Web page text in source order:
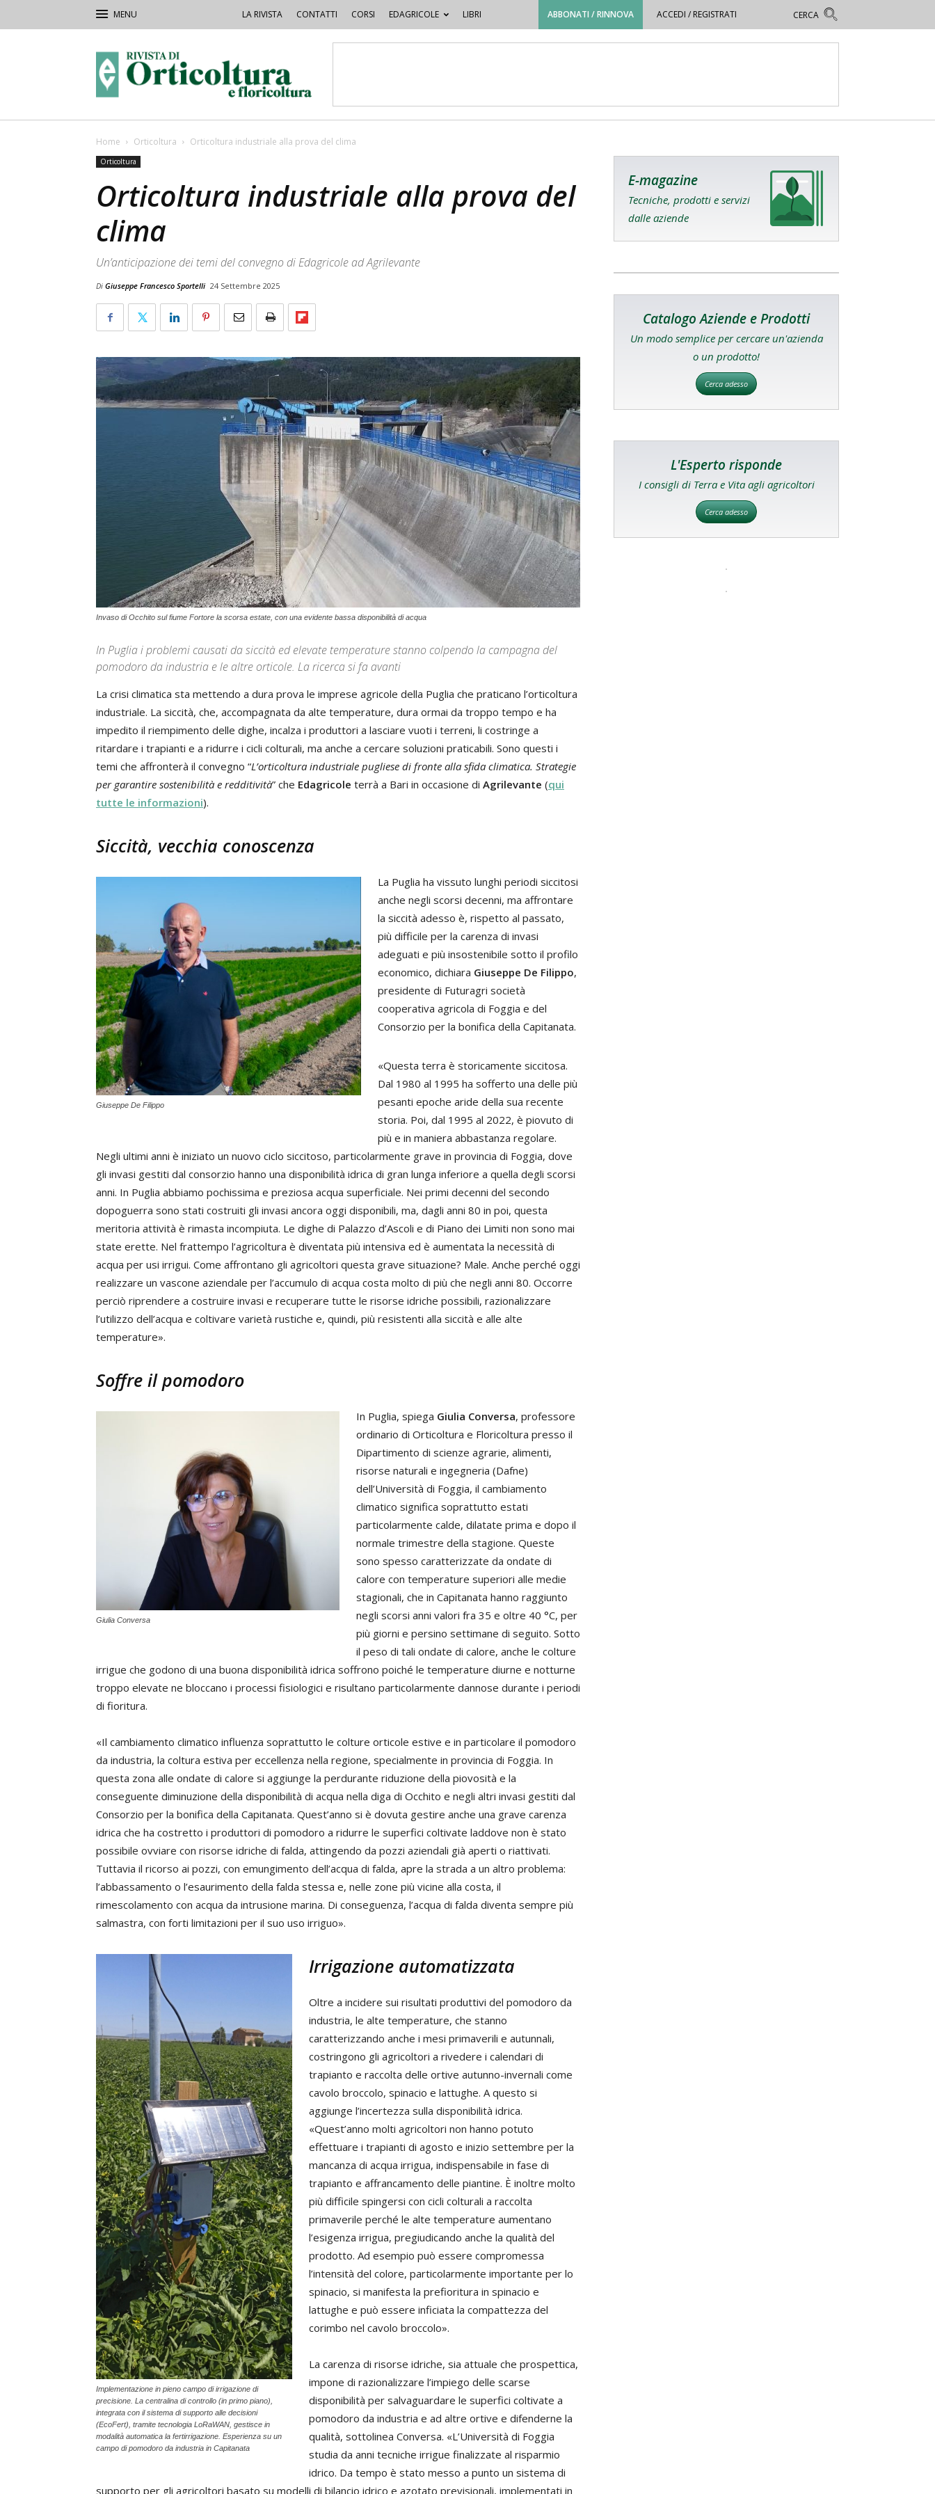
LA RIVISTA CONTATTI CORSI EDAGRICOLE LIBRI ABBONATI / RINNOVA ACCEDI / REGISTRATI
Orticoltura
Home Orticoltura Orticoltura industriale alla prova del clima
Orticoltura
Orticoltura industriale alla prova del
clima
Un’anticipazione dei temi del convegno di Edagricole ad Agrilevante
Di Giuseppe Francesco Sportelli 24 Settembre 2025
Invaso di Occhito sul fiume Fortore la scorsa estate, con una evidente bassa disponibilità di acqua
In Puglia i problemi causati da siccità ed elevate temperature stanno colpendo la campagna del
pomodoro da industria e le altre orticole. La ricerca si fa avanti
La crisi climatica sta mettendo a dura prova le imprese agricole della Puglia che praticano l’orticoltura
industriale. La siccità, che, accompagnata da alte temperature, dura ormai da troppo tempo e ha
impedito il riempimento delle dighe, incalza i produttori a lasciare vuoti i terreni, li costringe a
ritardare i trapianti e a ridurre i cicli colturali, ma anche a cercare soluzioni praticabili. Sono questi i
temi che affronterà il convegno “L’orticoltura industriale pugliese di fronte alla sfida climatica. Strategie
per garantire sostenibilità e redditività” che Edagricole terrà a Bari in occasione di Agrilevante (qui
tutte le informazioni).
Siccità, vecchia conoscenza
Giuseppe De Filippo
La Puglia ha vissuto lunghi periodi siccitosi
anche negli scorsi decenni, ma affrontare
la siccità adesso è, rispetto al passato,
più difficile per la carenza di invasi
adeguati e più insostenibile sotto il profilo
economico, dichiara Giuseppe De Filippo,
presidente di Futuragri società
cooperativa agricola di Foggia e del
Consorzio per la bonifica della Capitanata.
«Questa terra è storicamente siccitosa.
Dal 1980 al 1995 ha sofferto una delle più
pesanti epoche aride della sua recente
storia. Poi, dal 1995 al 2022, è piovuto di
più e in maniera abbastanza regolare.
Negli ultimi anni è iniziato un nuovo ciclo siccitoso, particolarmente grave in provincia di Foggia, dove
gli invasi gestiti dal consorzio hanno una disponibilità idrica di gran lunga inferiore a quella degli scorsi
anni. In Puglia abbiamo pochissima e preziosa acqua superficiale. Nei primi decenni del secondo
dopoguerra sono stati costruiti gli invasi ancora oggi disponibili, ma, dagli anni 80 in poi, questa
meritoria attività è rimasta incompiuta. Le dighe di Palazzo d’Ascoli e di Piano dei Limiti non sono mai
state erette. Nel frattempo l’agricoltura è diventata più intensiva ed è aumentata la necessità di
acqua per usi irrigui. Come affrontano gli agricoltori questa grave situazione? Male. Anche perché oggi
realizzare un vascone aziendale per l’accumulo di acqua costa molto di più che negli anni 80. Occorre
perciò riprendere a costruire invasi e recuperare tutte le risorse idriche possibili, razionalizzare
l’utilizzo dell’acqua e coltivare varietà rustiche e, quindi, più resistenti alla siccità e alle alte
temperature».
Soffre il pomodoro
Giulia Conversa
In Puglia, spiega Giulia Conversa, professore
ordinario di Orticoltura e Floricoltura presso il
Dipartimento di scienze agrarie, alimenti,
risorse naturali e ingegneria (Dafne)
dell’Università di Foggia, il cambiamento
climatico significa soprattutto estati
particolarmente calde, dilatate prima e dopo il
normale trimestre della stagione. Queste
sono spesso caratterizzate da ondate di
calore con temperature superiori alle medie
stagionali, che in Capitanata hanno raggiunto
negli scorsi anni valori fra 35 e oltre 40 °C, per
più giorni e persino settimane di seguito. Sotto
il peso di tali ondate di calore, anche le colture
irrigue che godono di una buona disponibilità idrica soffrono poiché le temperature diurne e notturne
troppo elevate ne bloccano i processi fisiologici e risultano particolarmente dannose durante i periodi
di fioritura.
«Il cambiamento climatico influenza soprattutto le colture orticole estive e in particolare il pomodoro
da industria, la coltura estiva per eccellenza nella regione, specialmente in provincia di Foggia. In
questa zona alle ondate di calore si aggiunge la perdurante riduzione della piovosità e la
conseguente diminuzione della disponibilità di acqua nella diga di Occhito e negli altri invasi gestiti dal
Consorzio per la bonifica della Capitanata. Quest’anno si è dovuta gestire anche una grave carenza
idrica che ha costretto i produttori di pomodoro a ridurre le superfici coltivate laddove non è stato
possibile ovviare con risorse idriche di falda, attingendo da pozzi aziendali già aperti o riattivati.
Tuttavia il ricorso ai pozzi, con emungimento dell’acqua di falda, apre la strada a un altro problema:
l’abbassamento o l’esaurimento della falda stessa e, nelle zone più vicine alla costa, il
rimescolamento con acqua da intrusione marina. Di conseguenza, l’acqua di falda diventa sempre più
salmastra, con forti limitazioni per il suo uso irriguo».
Implementazione in pieno campo di irrigazione di
precisione. La centralina di controllo (in primo piano),
integrata con il sistema di supporto alle decisioni
(EcoFert), tramite tecnologia LoRaWAN, gestisce in
modalità automatica la fertirrigazione. Esperienza su un
campo di pomodoro da industria in Capitanata
Irrigazione automatizzata
Oltre a incidere sui risultati produttivi del pomodoro da
industria, le alte temperature, che stanno
caratterizzando anche i mesi primaverili e autunnali,
costringono gli agricoltori a rivedere i calendari di
trapianto e raccolta delle ortive autunno-invernali come
cavolo broccolo, spinacio e lattughe. A questo si
aggiunge l’incertezza sulla disponibilità idrica.
«Quest’anno molti agricoltori non hanno potuto
effettuare i trapianti di agosto e inizio settembre per la
mancanza di acqua irrigua, indispensabile in fase di
trapianto e affrancamento delle piantine. È inoltre molto
più difficile spingersi con cicli colturali a raccolta
primaverile perché le alte temperature aumentano
l’esigenza irrigua, pregiudicando anche la qualità del
prodotto. Ad esempio può essere compromessa
l’intensità del colore, particolarmente importante per lo
spinacio, si manifesta la prefioritura in spinacio e
lattughe e può essere inficiata la compattezza del
corimbo nel cavolo broccolo».
La carenza di risorse idriche, sia attuale che prospettica,
impone di razionalizzare l’impiego delle scarse
disponibilità per salvaguardare le superfici coltivate a
pomodoro da industria e ad altre ortive e difenderne la
qualità, sottolinea Conversa. «L’Università di Foggia
studia da anni tecniche irrigue finalizzate al risparmio
idrico. Da tempo è stato messo a punto un sistema di
supporto per gli agricoltori basato su modelli di bilancio idrico e azotato previsionali, implementati in
E-magazine
Tecniche, prodotti e servizi
dalle aziende
Catalogo Aziende e Prodotti
Un modo semplice per cercare un'azienda
o un prodotto!
Cerca adesso
L'Esperto risponde
I consigli di Terra e Vita agli agricoltori
Cerca adesso